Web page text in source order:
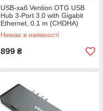
USB-хаб Vention OTG USB
Hub 3-Port 3.0 with Gigabit
Ethernet, 0.1 m (CHDHA)
Немає в наявності
899 ₴